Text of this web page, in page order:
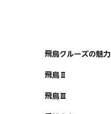
飛鳥クルーズの魅力
飛鳥Ⅱ
飛鳥Ⅲ